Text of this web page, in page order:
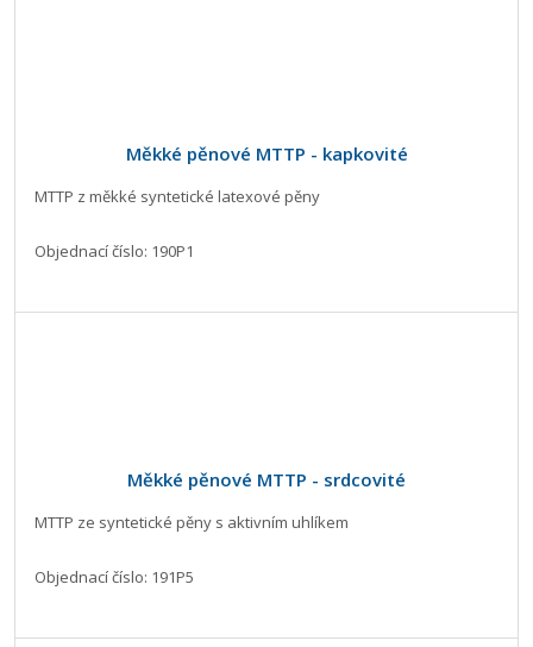
Měkké pěnové MTTP - kapkovité
MTTP z měkké syntetické latexové pěny
Objednací číslo: 190P1
Měkké pěnové MTTP - srdcovité
MTTP ze syntetické pěny s aktivním uhlíkem
Objednací číslo: 191P5